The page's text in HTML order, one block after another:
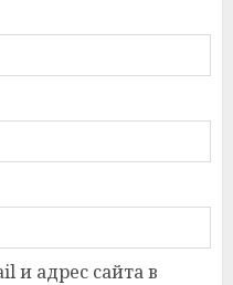
и адрес сайта в